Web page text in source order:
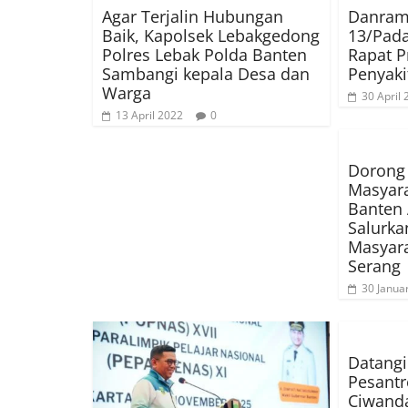
Agar Terjalin Hubungan
Baik, Kapolsek Lebakgedong
Polres Lebak Polda Banten
Sambangi kepala Desa dan
Warga
13 April 2022 0
13/
Rapat
30 April
Banten
Serang
30